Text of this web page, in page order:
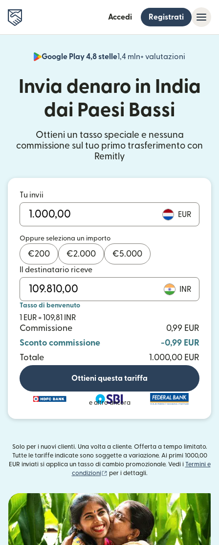
Accedi Registrati
Google Play 4,8 stelle1,4 mln+ valutazioni
Invia denaro in India
dai Paesi Bassi
Ottieni un tasso speciale e nessuna
commissione sul tuo primo trasferimento con
Remitly
Tu invii
EUR
Oppure seleziona un importo
€200 €2.000 €5.000
Il destinatario riceve
INR
Tasso di benvenuto
1 EUR = 109,81 INR
Commissione
0,99 EUR
Sconto commissione
-0,99 EUR
Totale
1.000,00 EUR
Ottieni questa tariffa
e altro ancora
Solo per i nuovi clienti. Una volta a cliente. Offerta a tempo limitato.
Tutte le tariffe indicate sono soggette a variazione. Ai primi 1000,00
EUR inviati si applica un tasso di cambio promozionale. Vedi i Termini e
condizioni
(si apre in una nuova finestra)
per i dettagli.